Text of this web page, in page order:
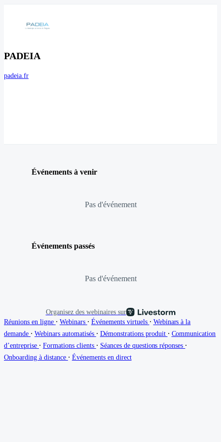
PADEIA
padeia.fr
Événements à venir
Pas d'événement
Événements passés
Pas d'événement
Organisez des webinaires sur
Réunions en ligne ∙ Webinars ∙ Événements virtuels ∙ Webinars à la
demande ∙ Webinars automatisés ∙ Démonstrations produit ∙ Communication
d’entreprise ∙ Formations clients ∙ Séances de questions réponses ∙
Onboarding à distance ∙ Événements en direct